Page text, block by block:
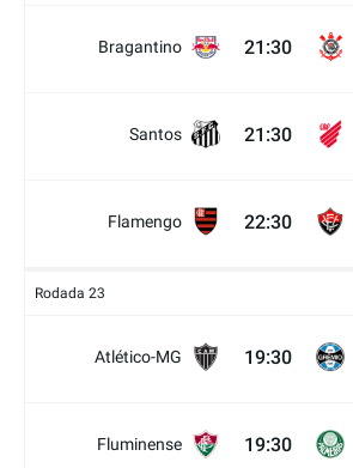
Bragantino 21:30
Santos 21:30
Flamengo 22:30
Rodada 23
Atlético-MG 19:30
Fluminense 19:30